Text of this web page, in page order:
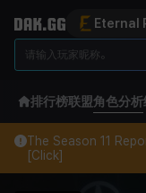
Eternal
排行榜联盟角色分析
The Season 11
[Click]